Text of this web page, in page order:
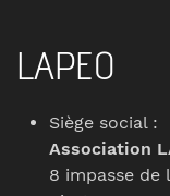
LAPEO
Siège social :
Association
8 impasse de